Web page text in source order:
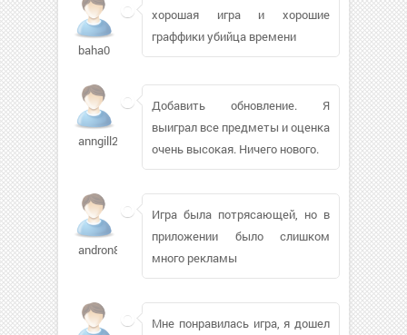
baha0
хорошая игра и хорошие
граффики убийца времени
anngill233
Добавить обновление. Я
выиграл все предметы и оценка
очень высокая. Ничего нового.
andron8209927
Игра была потрясающей, но в
приложении было слишком
много рекламы
Мне понравилась игра, я дошел